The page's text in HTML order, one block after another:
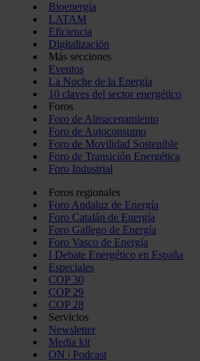
Bioenergía
LATAM
Eficiencia
Digitalización
Más secciones
Eventos
La Noche de la Energía
10 claves del sector energético
Foros
Foro de Almacenamiento
Foro de Autoconsumo
Foro de Movilidad Sostenible
Foro de Transición Energética
Foro Industrial
Foros regionales
Foro Andaluz de Energía
Foro Catalán de Energía
Foro Gallego de Energía
Foro Vasco de Energía
I Debate Energético en España
Especiales
COP 30
COP 29
COP 28
Servicios
Newsletter
Media kit
ON | Podcast